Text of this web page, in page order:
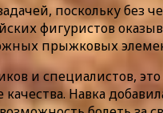
поскольку
фигуристов
прыжковых
и специалистов, это
Навка